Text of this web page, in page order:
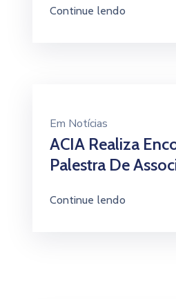
Continue lendo
Em Notícias
ACIA Realiza
Palestra De
Continue lendo